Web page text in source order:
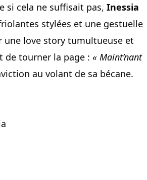
si cela ne suffisait pas, Inessia
stylées et une gestuelle
une love story tumultueuse et
de tourner la page : « Maint’nant
au volant de sa bécane.